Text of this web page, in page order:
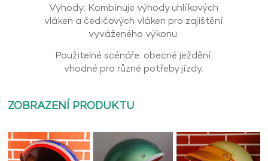
Výhody: Kombinuje výhody uhlíkových
vláken a čedičových vláken pro zajištění
vyváženého výkonu.
Použitelné scénáře: obecné ježdění,
vhodné pro různé potřeby jízdy.
ZOBRAZENÍ PRODUKTU